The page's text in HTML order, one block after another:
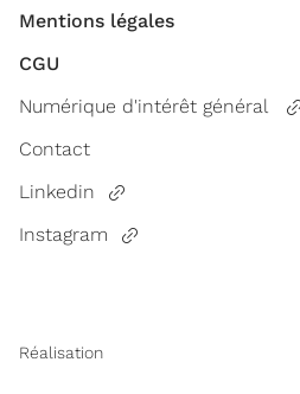
Mentions légales
CGU
Numérique d'intérêt général
Contact
Linkedin
Instagram
Réalisation